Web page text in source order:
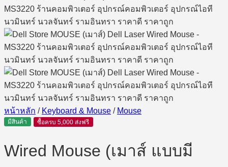
หน้าหลัก / Keyboard & Mouse / Mouse
มีสินค้า ซื้อครบ 5,000 ส่งฟรี
Wired Mouse (เมาส์ แบบมี